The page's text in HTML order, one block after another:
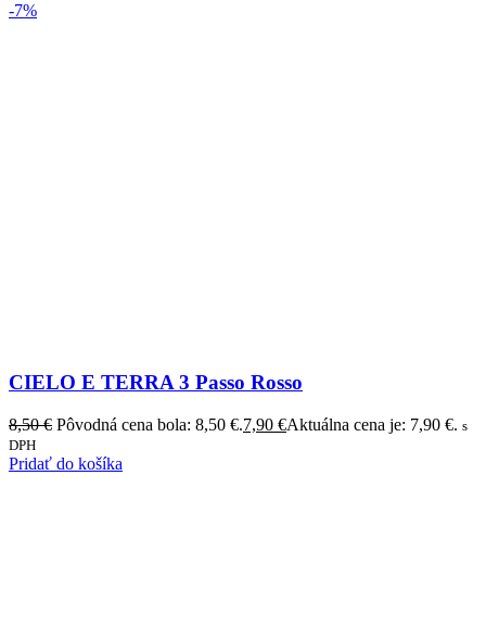
-7%
CIELO E TERRA 3 Passo Rosso
8,50€ Pôvodná cena bola: 8,50 €.7,90 €Aktuálna cena je: 7,90 €. s
DPH
Pridať do košíka